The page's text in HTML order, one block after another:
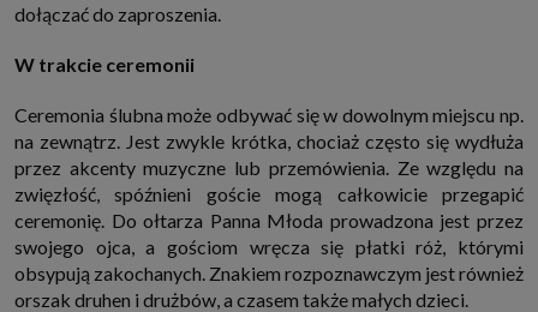
podstawie umowy o powierzenie przetwarzania danych zobowiązującej
taki podmiot do odpowiedniego zabezpieczenia danych i niekorzystania z
Cookies
np. cookie lub local storage do zbierania i przetwarzania danych
osobowych w celu personalizowania treści i reklam oraz analizowania
ruchu na stronach, aplikacjach i w Internecie. W ten sposób technologię tę
wykorzystują również podmioty z Grupy SAGIER oraz nasi Zaufani
Partnerzy, którzy także chcą dopasowywać reklamy do Twoich preferencji.
Cookies to dane informatyczne zapisywane w plikach i przechowywane na
Twoim urządzeniu końcowym (tj. twój komputer, tablet, smartphone itp.),
które przeglądarka wysyła do serwera przy każdorazowym wejściu na
stronę z tego urządzenia, podczas gdy odwiedzasz strony w Internecie.
Szczegółową informację na temat plików cookie i ich funkcjonowania
znajdzieszpod tym linkiem . Pod tym linkiem znajdziesz także informację
dołączać do zaproszenia.
W trakcie ceremonii
Ceremonia ślubna może odbywać się w dowolnym miejscu np.
na zewnątrz. Jest zwykle krótka, chociaż często się wydłuża
przez akcenty muzyczne lub przemówienia. Ze względu na
zwięzłość, spóźnieni goście mogą całkowicie przegapić
ceremonię. Do ołtarza Panna Młoda prowadzona jest przez
swojego ojca, a gościom wręcza się płatki róż, którymi
obsypują zakochanych. Znakiem rozpoznawczym jest również
orszak druhen i drużbów, a czasem także małych dzieci.